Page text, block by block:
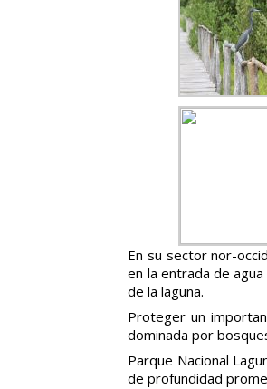
En su sector nor-
en la entrada de
de la laguna.
Proteger un
dominada por
Parque Nacional
de profundidad